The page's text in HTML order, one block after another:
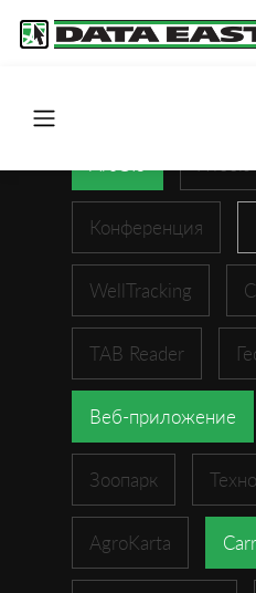
Конференция
WellTracking
TAB Reader
Веб-приложение
Зоопарк
AgroKarta